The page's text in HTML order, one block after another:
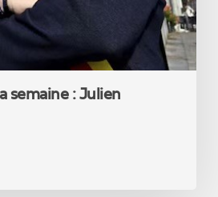
semaine : Julien